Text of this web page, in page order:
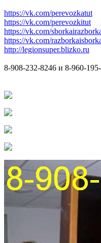
https://vk.com/perevozkatut
https://vk.com/perevozkitut
https://vk.com/
https://vk.com/
http://legionsuper.blizko.ru
8-908-232-8246 и 8-960-